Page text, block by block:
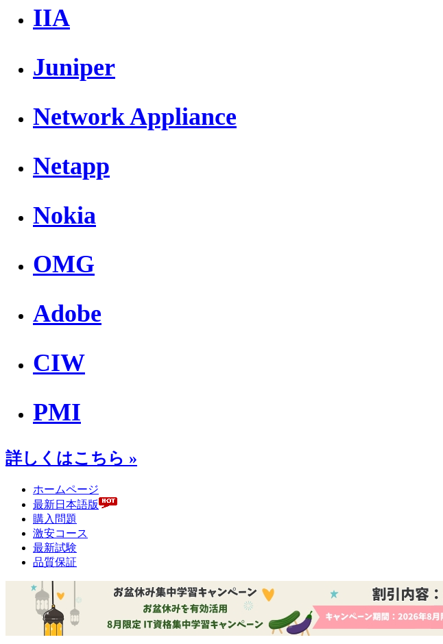
IIA
Juniper
Network Appliance
Netapp
Nokia
OMG
Adobe
CIW
PMI
詳しくはこちら »
ホームページ
最新日本語版
購入問題
激安コース
最新試験
品質保証